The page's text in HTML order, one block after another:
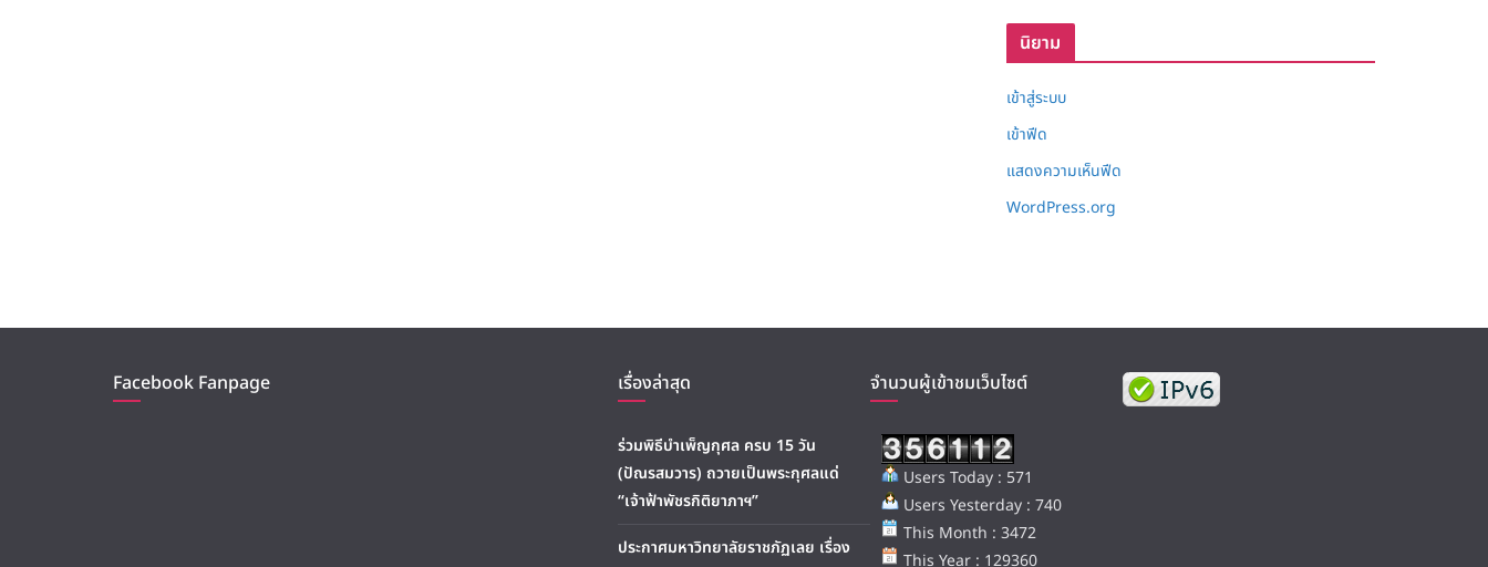
นิยาม
เข้าสู่ระบบ
เข้าฟีด
แสดงความเห็นฟีด
WordPress.org
Facebook Fanpage เรื่องล่าสุด
ร่วมพิธีบำเพ็ญกุศล ครบ 15 วัน
(ปัณรสมวาร) ถวายเป็นพระกุศลแด่
“เจ้าฟ้าพัชรกิติยาภาฯ”
ประกาศมหาวิทยาลัยราชภัฏเลย เรื่อง
จำนวนผู้เข้าชมเว็บไซต์
Users Today : 571
Users Yesterday : 740
This Month : 3472
This Year : 129360